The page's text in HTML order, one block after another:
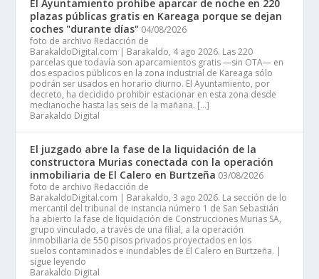
El Ayuntamiento prohíbe aparcar de noche en 220
plazas públicas gratis en Kareaga porque se dejan
coches "durante días" 04/08/2026
foto de archivo Redacción de
BarakaldoDigital.com | Barakaldo, 4 ago 2026. Las 220
parcelas que todavía son aparcamientos gratis —sin OTA— en
dos espacios públicos en la zona industrial de Kareaga sólo
podrán ser usados en horario diurno. El Ayuntamiento, por
decreto, ha decidido prohibir estacionar en esta zona desde
medianoche hasta las seis de la mañana. […]
Barakaldo Digital
El juzgado abre la fase de la liquidación de la
constructora Murias conectada con la operación
inmobiliaria de El Calero en Burtzeña 03/08/2026
foto de archivo Redacción de
BarakaldoDigital.com | Barakaldo, 3 ago 2026. La sección de lo
mercantil del tribunal de instancia número 1 de San Sebastián
ha abierto la fase de liquidación de Construcciones Murias SA,
grupo vinculado, a través de una filial, a la operación
inmobiliaria de 550 pisos privados proyectados en los
suelos contaminados e inundables de El Calero en Burtzeña. |
sigue leyendo
Barakaldo Digital